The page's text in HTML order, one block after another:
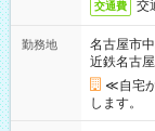
交通費 交
勤務地
名古屋市
近鉄名古
≪自宅
します。